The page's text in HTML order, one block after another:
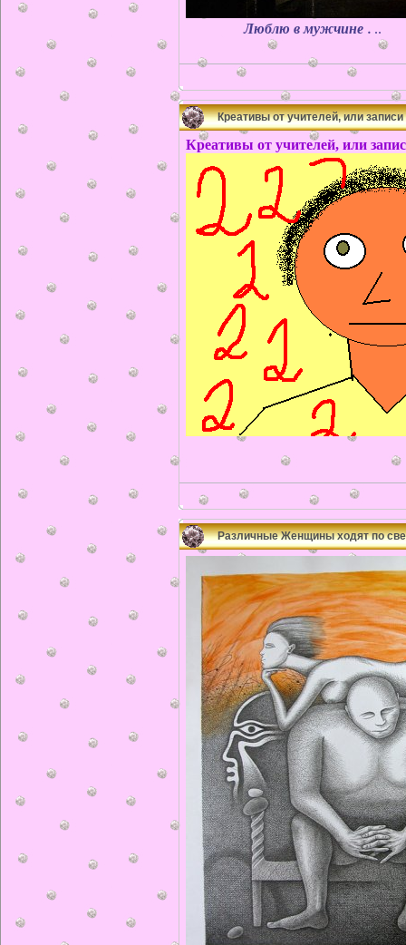
Люблю в мужчине . ..
Креативы от учителей, или
Креативы от учителей, или
Различные Женщины ходят по